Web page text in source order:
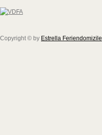
Copyright © by Estrella Feriendomizile